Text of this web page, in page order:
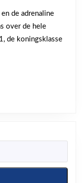
de adrenaline
over de hele
de koningsklasse